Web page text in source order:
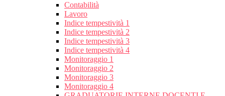
Contabilità
Lavoro
Indice tempestività 1
Indice tempestività 2
Indice tempestività 3
Indice tempestività 4
Monitoraggio 1
Monitoraggio 2
Monitoraggio 3
Monitoraggio 4